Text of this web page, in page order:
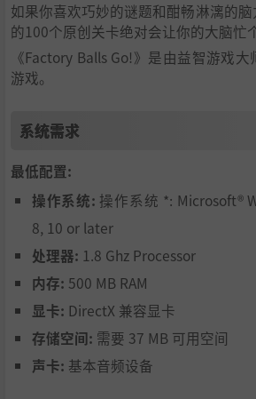
如果你喜欢巧妙的谜题和酣畅淋漓的脑
的100个原创关卡绝对会让你的大脑忙
《Factory Balls Go!》是由益智游戏
游戏。
系统需求
最低配置:
操作系统: 操作系统 *: Microsoft®
8, 10 or later
处理器: 1.8 Ghz Processor
内存: 500 MB RAM
显卡: DirectX 兼容显卡
存储空间: 需要 37 MB 可用空间
声卡: 基本音频设备